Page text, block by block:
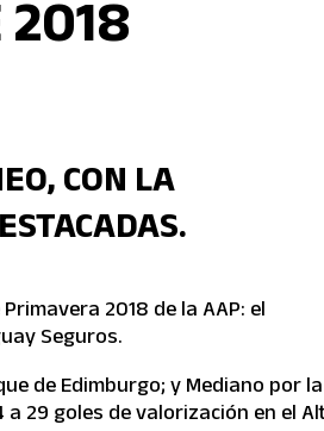
2018
CON LA
2018 de la AAP: el
Seguros.
de Edimburgo; y Mediano por la
a 29 goles de valorización en el